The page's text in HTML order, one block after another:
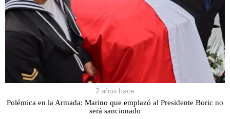
2 años hace
Polémica en la Armada: Marino que emplazó al Presidente Boric no
será sancionado